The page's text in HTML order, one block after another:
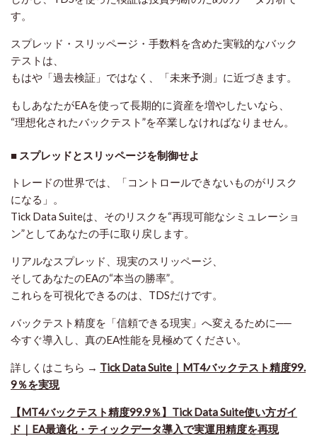
す。
スプレッド・スリッページ・手数料を含めた実戦的なバック
テストは、
もはや「過去検証」ではなく、「未来予測」に近づきます。
もしあなたがEAを使って長期的に資産を増やしたいなら、
“理想化されたバックテスト”を卒業 しなければなりません。
■ スプレッドとスリッページを制御せよ
トレードの世界では、「コントロールできないものがリスク
になる」。
Tick Data Suiteは、そのリスクを“再現可能なシミュレーショ
ン”としてあなたの手に取り戻します。
リアルなスプレッド、現実のスリッページ、
そしてあなたのEAの“本当の勝率”。
これらを可視化できるのは、TDSだけです。
バックテスト精度を「信頼できる現実」へ変えるために──
今すぐ導入し、真のEA性能を見極めてください。
詳しくはこちら → Tick Data Suite｜MT4バックテスト精度99.
9％を実現
【MT4バックテスト精度99.9％】Tick Data Suite使い方ガイ
ド｜EA最適化・ティックデータ導入で実運用精度を再現